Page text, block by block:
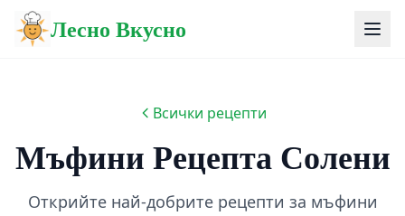
Лесно Вкусно
Всички рецепти
Мъфини Рецепта Солени
Открийте най-добрите рецепти за мъфини